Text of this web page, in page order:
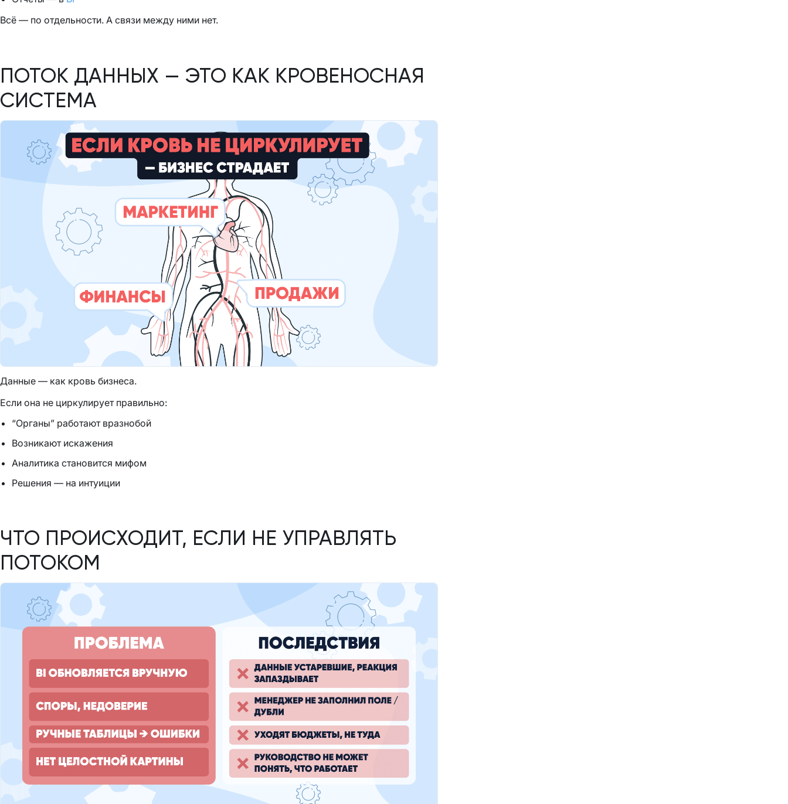
Всё — по отдельности. А связи между ними нет.
ПОТОК ДАННЫХ — ЭТО КАК КРОВЕНОСНАЯ
СИСТЕМА
Данные — как кровь бизнеса.
Если она не циркулирует правильно:
“Органы” работают вразнобой
Возникают искажения
Аналитика становится мифом
Решения — на интуиции
ЧТО ПРОИСХОДИТ, ЕСЛИ НЕ УПРАВЛЯТЬ
ПОТОКОМ